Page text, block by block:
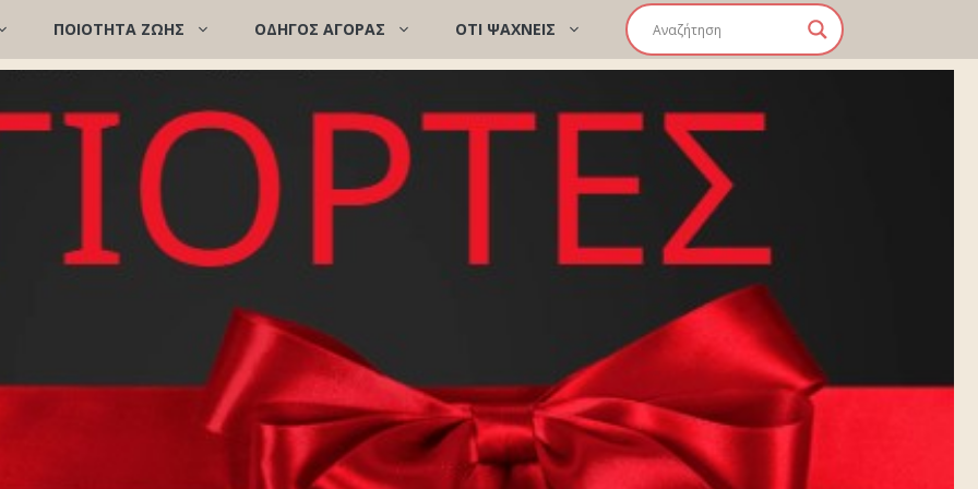
ΠΟΙΌΤΗΤΑ ΖΩΉΣ ΟΔΗΓΟΣ ΑΓΟΡΑΣ ΟΤΙ ΨΑΧΝΕΙΣ